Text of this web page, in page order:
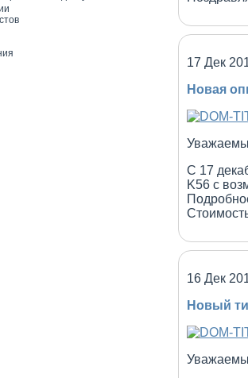
17 Дек
Новая
С 17
K56 с
16 Дек
Новый